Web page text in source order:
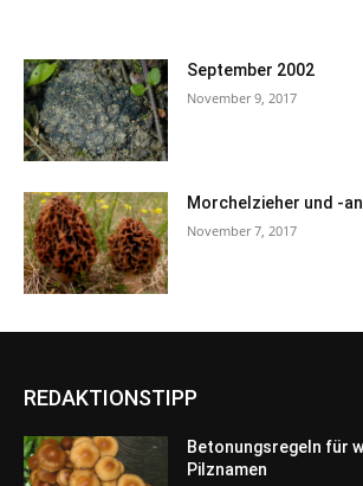
September 2002
November 9, 2017
Morchelzieher und -
November 7, 2017
REDAKTIONSTIPP
Betonungsregeln für
Pilznamen